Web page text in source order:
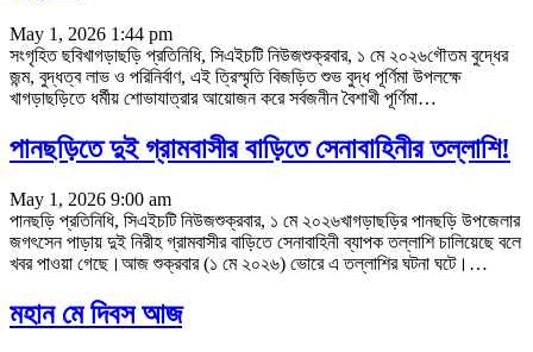
May 1, 2026 1:44 pm
সংগৃহিত ছবিখাগড়াছড়ি প্রতিনিধি, সিএইচটি নিউজশুক্রবার, ১ মে ২০২৬গৌতম বুদ্ধের
জন্ম, বুদ্ধত্ব লাভ ও পরিনির্বাণ, এই ত্রিস্মৃতি বিজড়িত শুভ বুদ্ধ পূর্ণিমা উপলক্ষে
খাগড়াছড়িতে ধর্মীয় শোভাযাত্রার আয়োজন করে সর্বজনীন বৈশাখী পূর্ণিমা…
পানছড়িতে দুই গ্রামবাসীর বাড়িতে সেনাবাহিনীর তল্লাশি!
May 1, 2026 9:00 am
পানছড়ি প্রতিনিধি, সিএইচটি নিউজশুক্রবার, ১ মে ২০২৬খাগড়াছড়ির পানছড়ি উপজেলার
জগৎসেন পাড়ায় দুই নিরীহ গ্রামবাসীর বাড়িতে সেনাবাহিনী ব্যাপক তল্লাশি চালিয়েছে বলে
খবর পাওয়া গেছে।আজ শুক্রবার (১ মে ২০২৬) ভোরে এ তল্লাশির ঘটনা ঘটে। …
মহান মে দিবস আজ